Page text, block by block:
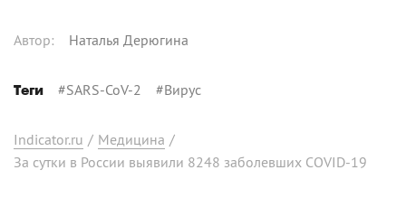
Автор: Наталья Дерюгина
Теги #SARS-CoV-2 #Вирус
Indicator.ru / Медицина /
За сутки в России выявили 8248 заболевших COVID-19